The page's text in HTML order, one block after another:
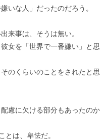
いな人」だったのだろう。
来事は、そうは無い。
女を「世界で一番嫌い」と思
のくらいのことをされたと思
慮に欠ける部分もあったのか
とは、卑怯だ。